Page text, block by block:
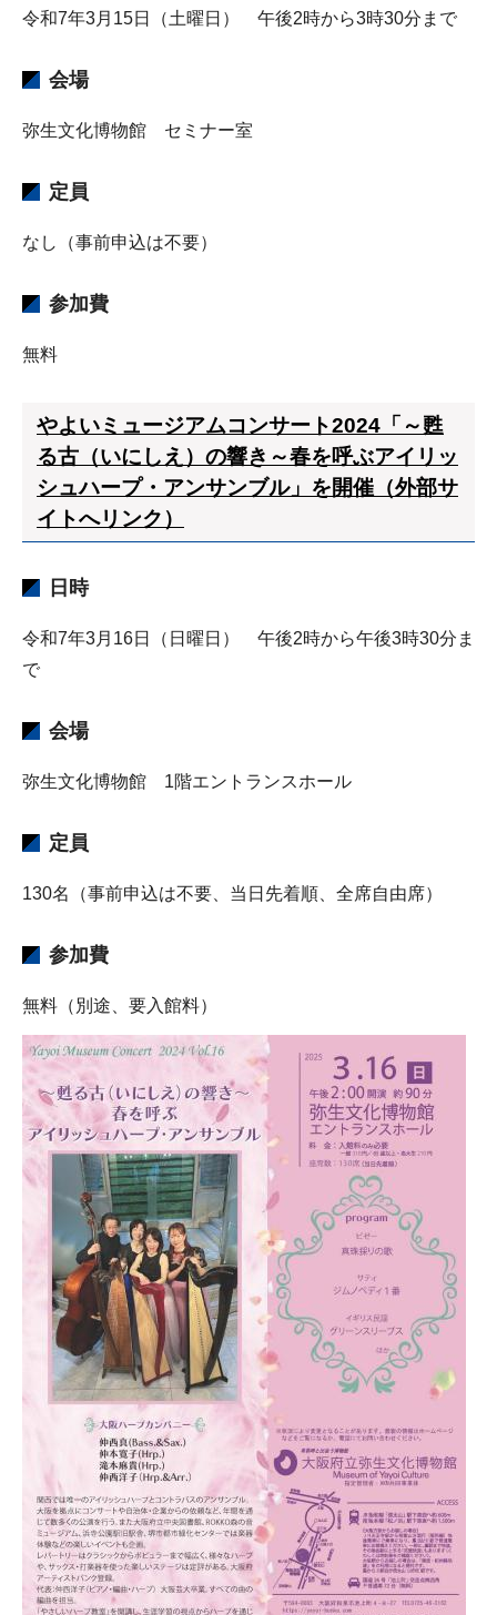
令和7年3月15日（土曜日） 午後2時から3時30分まで
会場
弥生文化博物館 セミナー室
定員
なし（事前申込は不要）
参加費
無料
やよいミュージアムコンサート2024「～甦
る古（いにしえ）の響き～春を呼ぶアイリッ
シュハープ・アンサンブル」を開催（外部サ
イトへリンク）
日時
令和7年3月16日（日曜日） 午後2時から午後3時30分ま
で
会場
弥生文化博物館 1階エントランスホール
定員
130名（事前申込は不要、当日先着順、全席自由席）
参加費
無料（別途、要入館料）